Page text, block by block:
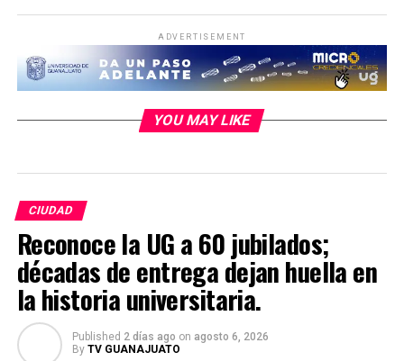
ADVERTISEMENT
YOU MAY LIKE
CIUDAD
Reconoce la UG a 60 jubilados;
décadas de entrega dejan huella en
la historia universitaria.
Published 2 días ago on agosto 6, 2026
By TV GUANAJUATO